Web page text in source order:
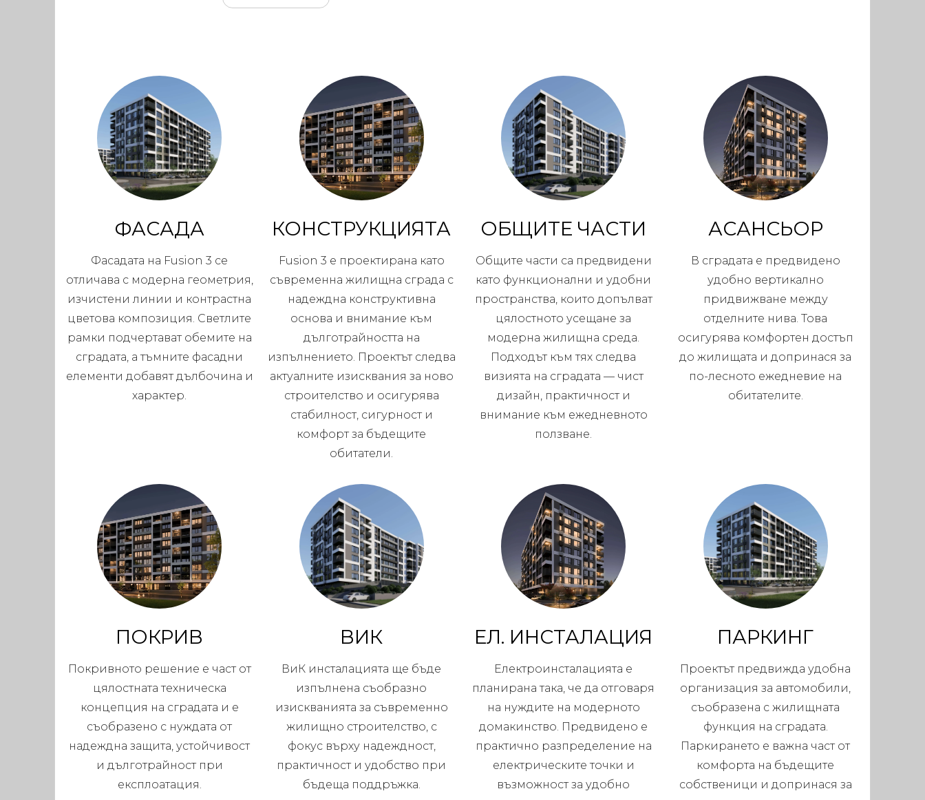
ФАСАДА
Фасадата на Fusion 3 се
отличава с модерна геометрия,
изчистени линии и контрастна
цветова композиция. Светлите
рамки подчертават обемите на
сградата, а тъмните фасадни
елементи добавят дълбочина и
характер.
КОНСТРУКЦИЯТА
Fusion 3 е проектирана като
съвременна жилищна сграда с
надеждна конструктивна
основа и внимание към
дълготрайността на
изпълнението. Проектът следва
актуалните изисквания за ново
строителство и осигурява
стабилност, сигурност и
комфорт за бъдещите
обитатели.
ОБЩИТЕ ЧАСТИ
Общите части са предвидени
като функционални и удобни
пространства, които допълват
цялостното усещане за
модерна жилищна среда.
Подходът към тях следва
визията на сградата — чист
дизайн, практичност и
внимание към ежедневното
ползване.
АСАНСЬОР
В сградата е предвидено
удобно вертикално
придвижване между
отделните нива. Това
осигурява комфортен достъп
до жилищата и допринася за
по-лесното ежедневие на
обитателите.
ПОКРИВ
Покривното решение е част от
цялостната техническа
концепция на сградата и е
съобразено с нуждата от
надеждна защита, устойчивост
и дълготрайност при
експлоатация.
ВИК
ВиК инсталацията ще бъде
изпълнена съобразно
изискванията за съвременно
жилищно строителство, с
фокус върху надеждност,
практичност и удобство при
бъдеща поддръжка.
ЕЛ. ИНСТАЛАЦИЯ
Електроинсталацията е
планирана така, че да отговаря
на нуждите на модерното
домакинство. Предвидено е
практично разпределение на
електрическите точки и
възможност за удобно
ПАРКИНГ
Проектът предвижда удобна
организация за автомобили,
съобразена с жилищната
функция на сградата.
Паркирането е важна част от
комфорта на бъдещите
собственици и допринася за